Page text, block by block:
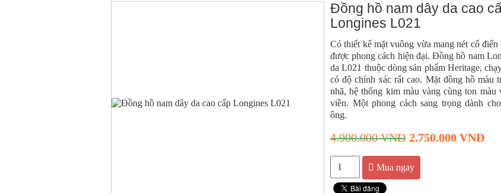
Đồng hồ nam dây da cao
Longines L021
Có thiết kế mặt vuông vừa mang nét cổ
được phong cách hiện đại. Đồng hồ nam
da L021 thuộc dòng sản phẩm Heritage,
có độ chính xác rất cao. Mặt đồng hồ màu
nhã, hệ thống kim màu vàng cùng ton màu
viền. Một phong cách sang trọng dành
ông.
4.900.000 VNĐ 2.750.000 VNĐ
Mua ngay